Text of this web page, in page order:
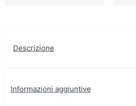
Descrizione
Informazioni aggiuntive